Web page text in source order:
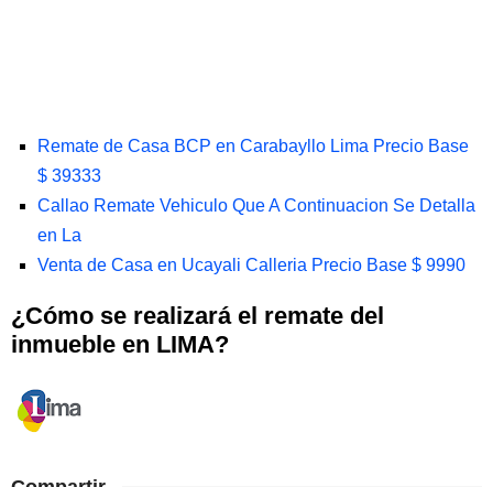
Remate de Casa BCP en Carabayllo Lima Precio Base
$ 39333
Callao Remate Vehiculo Que A Continuacion Se Detalla
en La
Venta de Casa en Ucayali Calleria Precio Base $ 9990
¿Cómo se realizará el remate del
inmueble en LIMA?